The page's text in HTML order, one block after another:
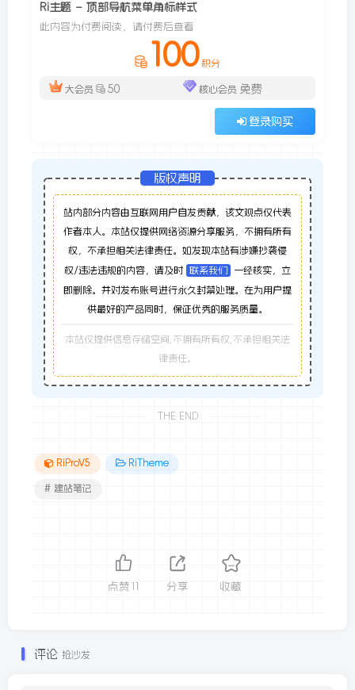
Ri主题 – 顶部导航菜单角标样式
此内容为付费阅读，请付费后查看
100 积分
大会员 50 核心会员 免费
登录购买
版权声明
站内部分内容由互联网用户自发贡献，该文观点仅代表
作者本人。本站仅提供网络资源分享服务，不拥有所有
权，不承担相关法律责任。如发现本站有涉嫌抄袭侵
权/违法违规的内容，请及时 联系我们 一经核实，立
即删除。并对发布账号进行永久封禁处理。在为用户提
供最好的产品同时，保证优秀的服务质量。
本站仅提供信息存储空间,不拥有所有权,不承担相关法
律责任。
THE END
RiProV5 RiTheme
# 建站笔记
点赞 分享 收藏
评论 抢沙发